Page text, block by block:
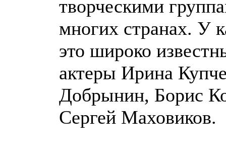
творческими
многих странах. У
это широко
актеры Ирина
Добрынин, Борис
Сергей Маховиков.